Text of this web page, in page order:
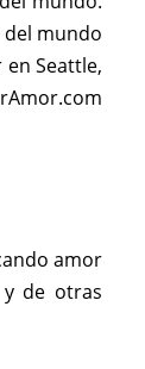
mundo
Seattle,
amor
de otras